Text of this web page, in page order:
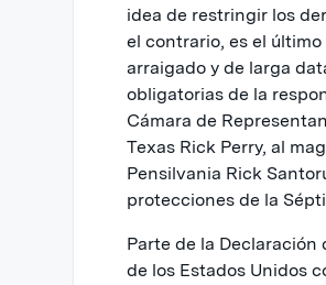
idea de restringir los
el contrario, es el
arraigado y de larga
obligatorias de la
Cámara de
Texas Rick Perry, al
Pensilvania Rick
protecciones de la
Parte de la Declaración
de los Estados Unidos